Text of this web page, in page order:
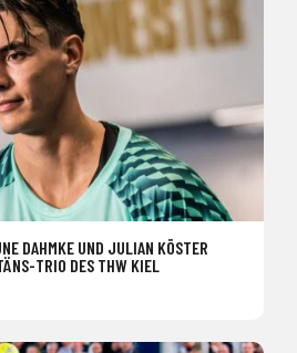
DAHMKE UND JULIAN KÖSTER
TRIO DES THW KIEL